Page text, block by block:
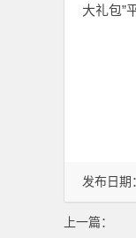
大礼包”
发布日
上一篇：